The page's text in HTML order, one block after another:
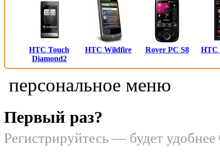
HTC Touch
Diamond2
HTC Wildfire Rover PC S8 HTC
персональное меню
Первый раз?
Регистрируйтесь — будет удобнее